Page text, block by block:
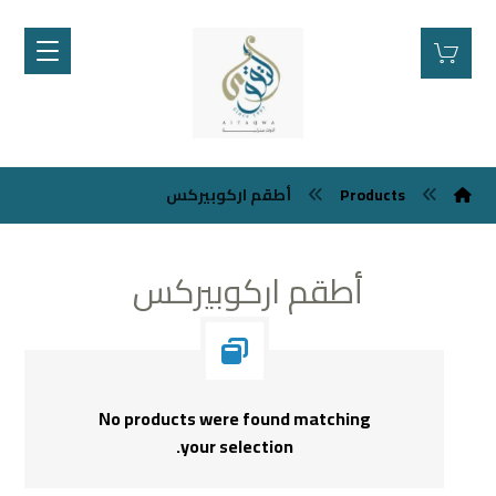
Products أطقم اركوبيركس
أطقم اركوبيركس
No products were found matching
your selection.